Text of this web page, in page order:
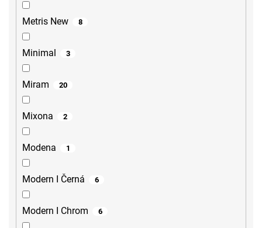
Metris New 8
Minimal 3
Miram 20
Mixona 2
Modena 1
Modern I Černá 6
Modern I Chrom 6